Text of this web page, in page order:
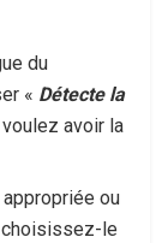
du
« Détecte la
avoir la
ou
choisissez-le